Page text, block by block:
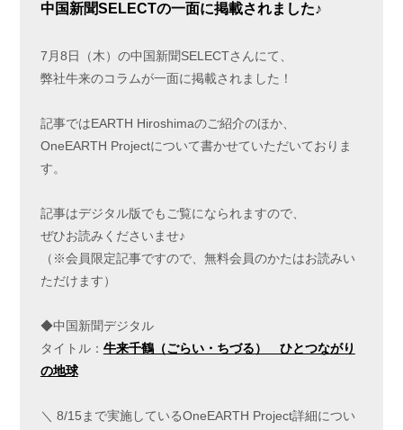
中国新聞SELECTの一面に掲載されました♪
7月8日（木）の中国新聞SELECTさんにて、
弊社牛来のコラムが一面に掲載されました！
記事ではEARTH Hiroshimaのご紹介のほか、
OneEARTH Projectについて書かせていただいておりま
す。
記事はデジタル版でもご覧になられますので、
ぜひお読みくださいませ♪
（※会員限定記事ですので、無料会員のかたはお読みい
ただけます）
◆中国新聞デジタル
タイトル： 牛来千鶴（ごらい・ちづる） ひとつながり
の地球
＼ 8/15まで実施しているOneEARTH Project詳細につい